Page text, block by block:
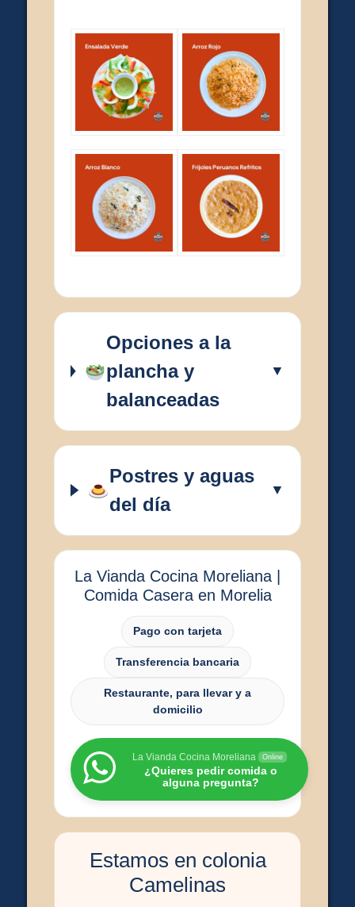
Opciones a la
plancha y
balanceadas
▼
Postres y aguas
del día
▼
La Vianda Cocina Moreliana |
Comida Casera en Morelia
Pago con tarjeta
Transferencia bancaria
Restaurante, para llevar y a
domicilio
La Vianda Cocina Moreliana Online
¿Quieres pedir comida o
alguna pregunta?
Estamos en colonia
Camelinas